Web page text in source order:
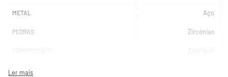
METAL Aço
PEDRAS Zircónias
Ajustável
MARCAS